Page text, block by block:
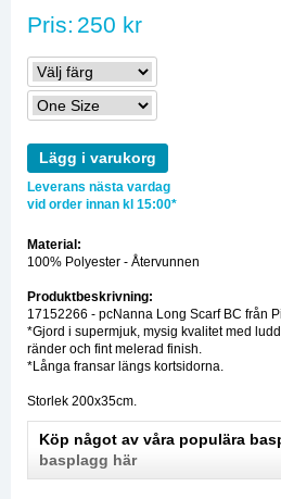
Pris: 250 kr
Lägg i varukorg
Leverans nästa vardag
vid order innan kl 15:00*
Material:
100% Polyester - Återvunnen
Produktbeskrivning:
17152266 - pcNanna Long Scarf BC från
*Gjord i supermjuk, mysig kvalitet med
ränder och fint melerad finish.
*Långa fransar längs kortsidorna.
Storlek 200x35cm.
Köp något av våra populära
basplagg här